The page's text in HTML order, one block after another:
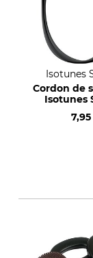
Isotunes
Cordon de
Isotunes
7,95